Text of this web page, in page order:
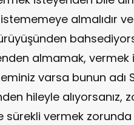
almalıdır ve
almamak,
varsa bunun adı
hileyle alıyorsanız,
vermek zorunda